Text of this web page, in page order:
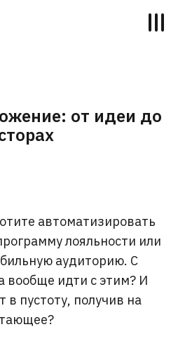
от идеи до
автоматизировать
лояльности или
аудиторию. С
вообще идти с этим? И
в пустоту, получив на